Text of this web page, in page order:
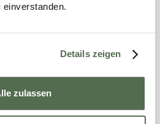
einverstanden.
Details zeigen
zulassen
1 Küche
nein